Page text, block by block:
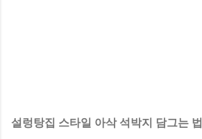
설렁탕집 스타일 아삭 석박지 담그는 법